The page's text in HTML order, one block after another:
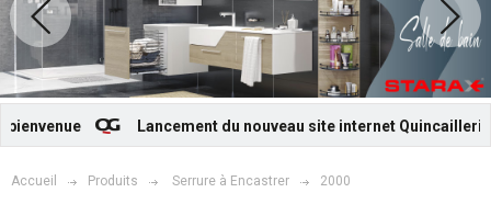
Lancement du nouveau site internet Quincaillerie
Accueil Produits Serrure à Encastrer 2000